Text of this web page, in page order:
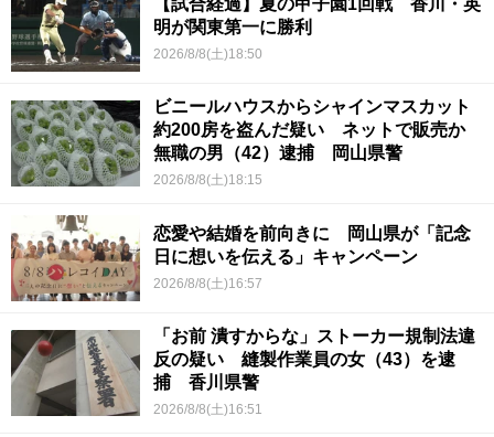
明が関東第一に勝利
2026/8/8(土)18:50
ビニールハウスからシャインマスカット
約200房を盗んだ疑い ネットで販売か
無職の男（42）逮捕 岡山県警
2026/8/8(土)18:15
恋愛や結婚を前向きに 岡山県が「記念
日に想いを伝える」キャンペーン
2026/8/8(土)16:57
「お前 潰すからな」ストーカー規制法違
反の疑い 縫製作業員の女（43）を逮
捕 香川県警
2026/8/8(土)16:51